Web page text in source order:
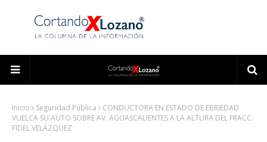
Inicio Seguridad Pública
CONDUCTORA EN ESTADO DE EBRIEDAD
VUELCA SU AUTO SOBRE AV. AGUASCALIENTES A LA ALTURA DEL FRACC.
FIDEL VELÁZQUEZ